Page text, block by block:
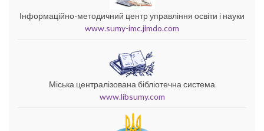
Інформаційно-методичний центр управління освіти і науки
www.sumy-imc.jimdo.com
Міська централізована бібліотечна система
www.libsumy.com